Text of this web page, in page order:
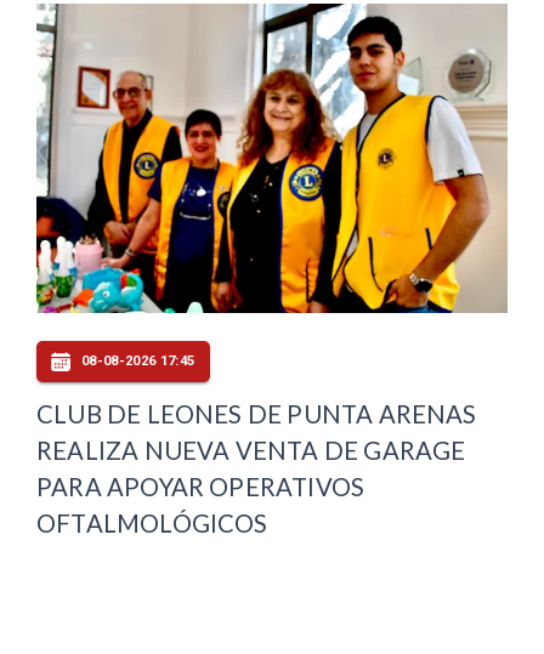
08-08-2026 17:45
CLUB DE LEONES DE PUNTA ARENAS
REALIZA NUEVA VENTA DE GARAGE
PARA APOYAR OPERATIVOS
OFTALMOLÓGICOS